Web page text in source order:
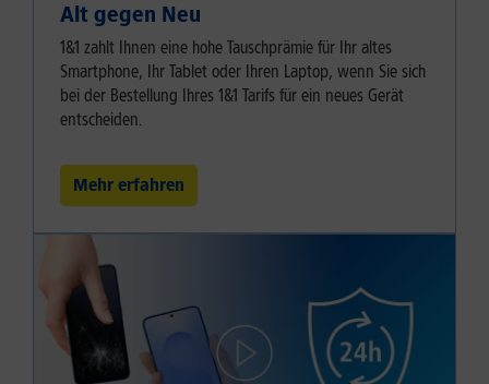
Alt gegen Neu
1&1 zahlt Ihnen eine hohe Tauschprämie für Ihr altes
Smartphone, Ihr Tablet oder Ihren Laptop, wenn Sie sich
bei der Bestellung Ihres 1&1 Tarifs für ein neues Gerät
entscheiden.
Mehr erfahren